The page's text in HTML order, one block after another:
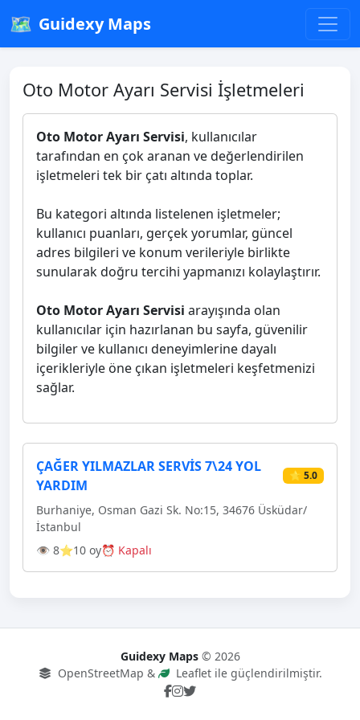
🗺️ Guidexy Maps
Oto Motor Ayarı Servisi İşletmeleri
Oto Motor Ayarı Servisi, kullanıcılar
tarafından en çok aranan ve değerlendirilen
işletmeleri tek bir çatı altında toplar.
Bu kategori altında listelenen işletmeler;
kullanıcı puanları, gerçek yorumlar, güncel
adres bilgileri ve konum verileriyle birlikte
sunularak doğru tercihi yapmanızı kolaylaştırır.
Oto Motor Ayarı Servisi arayışında olan
kullanıcılar için hazırlanan bu sayfa, güvenilir
bilgiler ve kullanıcı deneyimlerine dayalı
içerikleriyle öne çıkan işletmeleri keşfetmenizi
sağlar.
ÇAĞER YILMAZLAR SERVİS 7\24 YOL
YARDIM
⭐ 5.0
Burhaniye, Osman Gazi Sk. No:15, 34676 Üsküdar/
İstanbul
👁 8⭐10 oy⏰ Kapalı
Guidexy Maps© 2026
OpenStreetMap &
Leaflet ile güçlendirilmiştir.